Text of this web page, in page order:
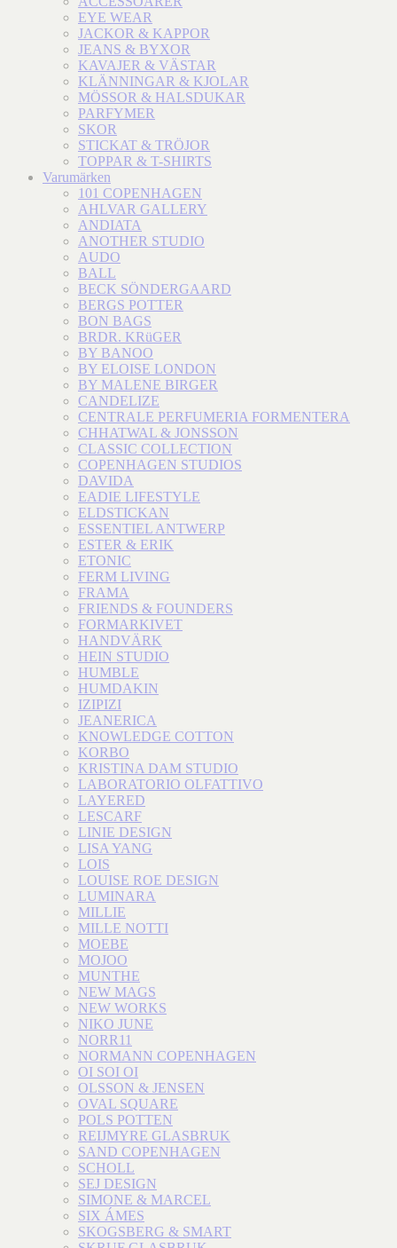
EYE WEAR
JACKOR & KAPPOR
JEANS & BYXOR
KAVAJER & VÄSTAR
KLÄNNINGAR & KJOLAR
MÖSSOR & HALSDUKAR
PARFYMER
SKOR
STICKAT & TRÖJOR
TOPPAR & T-SHIRTS
Varumärken
101 COPENHAGEN
AHLVAR GALLERY
ANDIATA
ANOTHER STUDIO
AUDO
BALL
BECK SÖNDERGAARD
BERGS POTTER
BON BAGS
BRDR. KRüGER
BY BANOO
BY ELOISE LONDON
BY MALENE BIRGER
CANDELIZE
CENTRALE PERFUMERIA FORMENTERA
CHHATWAL & JONSSON
CLASSIC COLLECTION
COPENHAGEN STUDIOS
DAVIDA
EADIE LIFESTYLE
ELDSTICKAN
ESSENTIEL ANTWERP
ESTER & ERIK
ETONIC
FERM LIVING
FRAMA
FRIENDS & FOUNDERS
FORMARKIVET
HANDVÄRK
HEIN STUDIO
HUMBLE
HUMDAKIN
IZIPIZI
JEANERICA
KNOWLEDGE COTTON
KORBO
KRISTINA DAM STUDIO
LABORATORIO OLFATTIVO
LAYERED
LESCARF
LINIE DESIGN
LISA YANG
LOIS
LOUISE ROE DESIGN
LUMINARA
MILLIE
MILLE NOTTI
MOEBE
MOJOO
MUNTHE
NEW MAGS
NEW WORKS
NIKO JUNE
NORR11
NORMANN COPENHAGEN
OI SOI OI
OLSSON & JENSEN
OVAL SQUARE
POLS POTTEN
REIJMYRE GLASBRUK
SAND COPENHAGEN
SCHOLL
SEJ DESIGN
SIMONE & MARCEL
SIX ÁMES
SKOGSBERG & SMART